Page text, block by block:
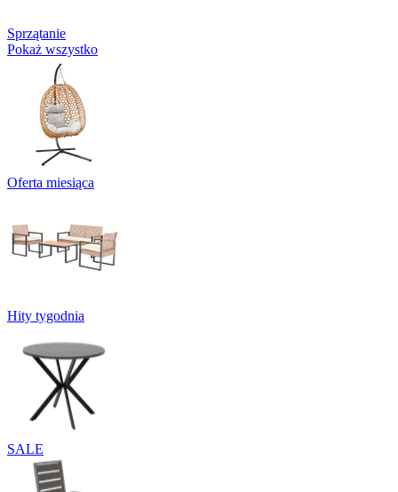
Sprzątanie
Pokaż wszystko
Oferta miesiąca
Hity tygodnia
SALE